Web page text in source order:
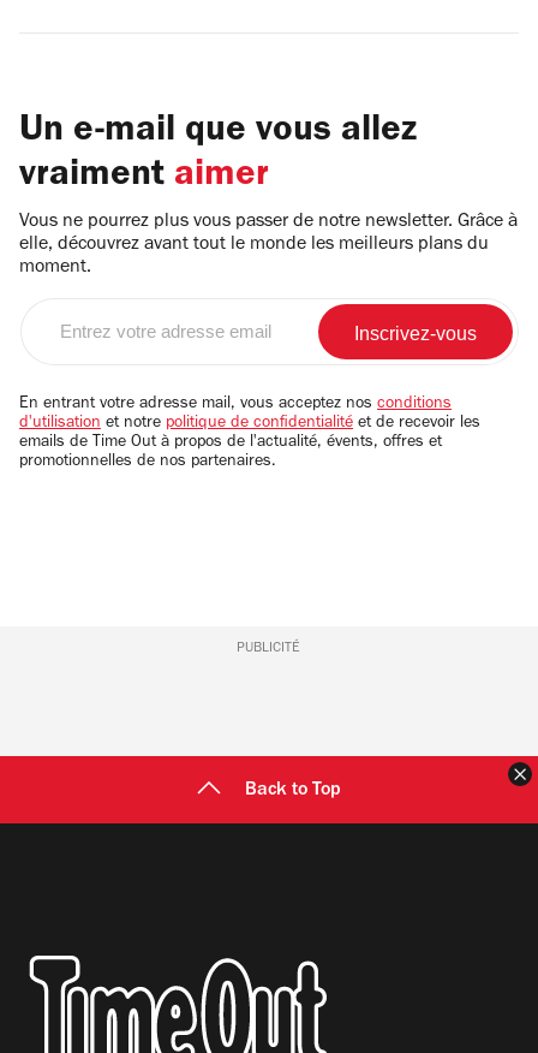
Un e-mail que vous allez
vraiment aimer
Vous ne pourrez plus vous passer de notre newsletter. Grâce à
elle, découvrez avant tout le monde les meilleurs plans du
moment.
email
En entrant votre adresse mail, vous acceptez nos conditions
d'utilisation et notre politique de confidentialité et de recevoir les
emails de Time Out à propos de l'actualité, évents, offres et
promotionnelles de nos partenaires.
PUBLICITÉ
Back to Top